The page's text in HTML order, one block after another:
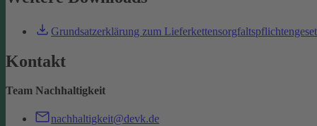
Grundsatzerklärung zum
Kontakt
Team Nachhaltigkeit
nachhaltigkeit@devk.de